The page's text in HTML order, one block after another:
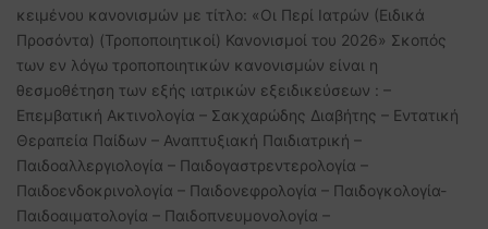
κειμένου κανονισμών με τίτλο: «Οι Περί Ιατρών (Ειδικά
Προσόντα) (Τροποποιητικοί) Κανονισμοί του 2026» Σκοπός
των εν λόγω τροποποιητικών κανονισμών είναι η
θεσμοθέτηση των εξής ιατρικών εξειδικεύσεων : –
Επεμβατική Ακτινολογία – Σακχαρώδης Διαβήτης – Εντατική
Θεραπεία Παίδων – Αναπτυξιακή Παιδιατρική –
Παιδοαλλεργιολογία – Παιδογαστρεντερολογία –
Παιδοενδοκρινολογία – Παιδονεφρολογία – Παιδογκολογία-
Παιδοαιματολογία – Παιδοπνευμονολογία –